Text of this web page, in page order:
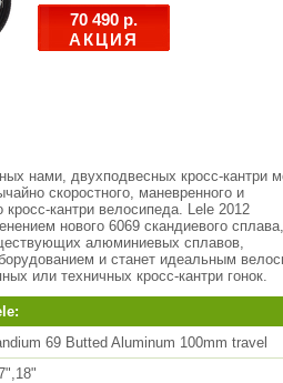
70 490 р.
АКЦИЯ
нами, двухподвесных кросс-кантри
скоростного, маневренного и
кросс-кантри велосипеда. Lele 2012
нового 6069 скандиевого сплава,
алюминиевых сплавов,
и станет идеальным
или техничных кросс-кантри гонок.
69 Butted Aluminum 100mm travel